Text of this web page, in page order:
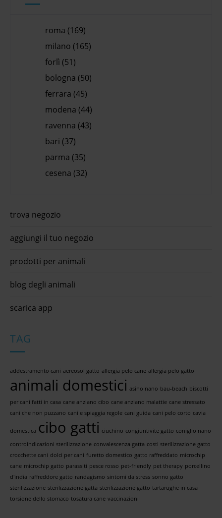
roma (169)
milano (165)
forlì (51)
bologna (50)
ferrara (45)
modena (44)
ravenna (43)
bari (37)
parma (35)
cesena (32)
trova negozio
aggiungi il tuo negozio
prodotti per animali
blog degli animali
scarica app
TAG
addestramento cani aereosol gatto allergia pelo cane allergia pelo gatto
animali domestici asino nano bau-beach biscotti
per cani fatti in casa cane anziano cibo cane anziano malattie cane stressato
cani che non puzzano cani e spiaggia regole cani guida cani pelo corto cavia
domestica cibo gatti ciuchino congiuntivite gatto coniglio nano
controindicazioni sterilizzazione convalescenza gatta costi sterilizzazione gatto
crocchette cani dolci per cani furetto domestico gatto raffreddato microchip
cane microchip gatto parassiti pesce rosso pet-friendly pet therapy porcellino
d'india raffreddore gatto randagismo sintomi da stress sonno gatto
sterilizzazione sterilizzazione gatta sterilizzazione gatto tartarughe in casa
torsione dello stomaco tosatura cane vaccinazioni